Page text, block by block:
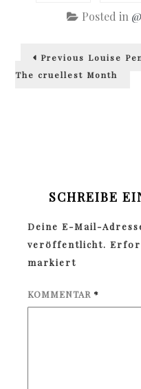
Posted in
Previous Previous
Louise
The cruellest Month
SCHREIBE
Deine E-Mail-
veröffentlicht.
markiert
KOMMENTAR *